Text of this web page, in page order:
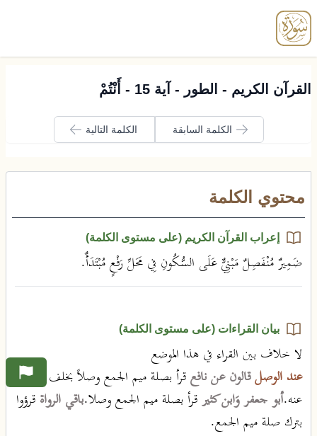
القرآن الكريم - الطور - آية 15 - أَنْتُمْ
الكلمة السابقة الكلمة التالية
محتوي الكلمة
إعراب القرآن الكريم (على مستوى الكلمة)
ضَمِيرٌ مُنْفَصِلٌ مَبْنِيٌّ عَلَى السُّكُونِ فِي مَحَلِّ رَفْعٍ مُبْتَدَأٌ.
بيان القراءات (على مستوى الكلمة)
لا خلاف بين القراء في هذا الموضع
عند الوصلقالون عن نافعقرأ بصلة ميم الجمع وصلاً بخلف
عنه.أبو جعفر وَابن كثيرقرأ بصلة ميم الجمع وصلا.باقي الرواةقرؤوا
بترك صلة ميم الجمع.